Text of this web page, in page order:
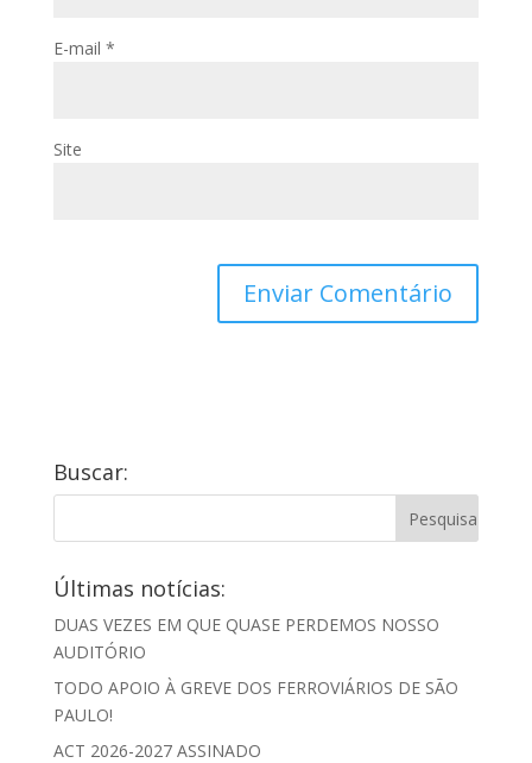
E-mail *
Site
Buscar:
Últimas notícias:
DUAS VEZES EM QUE QUASE PERDEMOS NOSSO
AUDITÓRIO
TODO APOIO À GREVE DOS FERROVIÁRIOS DE SÃO
PAULO!
ACT 2026-2027 ASSINADO